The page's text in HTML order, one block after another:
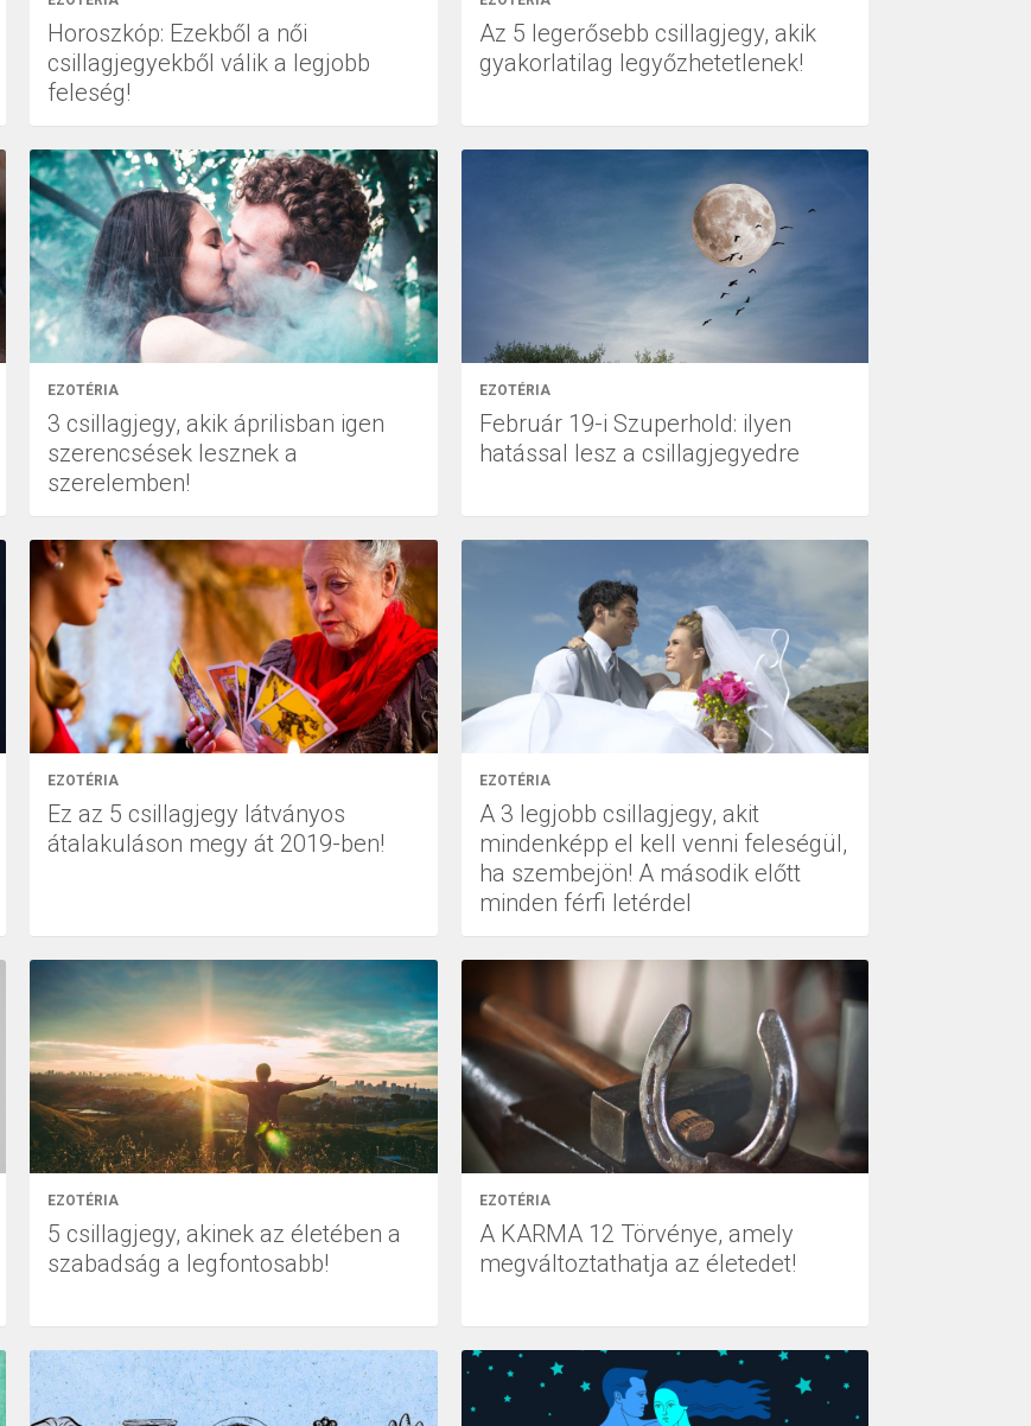
Horoszkóp: Ezekből a női
csillagjegyekből válik a legjobb
feleség!
Az 5 legerősebb csillagjegy, akik
gyakorlatilag legyőzhetetlenek!
EZOTÉRIA
3 csillagjegy, akik áprilisban igen
szerencsések lesznek a
szerelemben!
EZOTÉRIA
Február 19-i Szuperhold: ilyen
hatással lesz a csillagjegyedre
EZOTÉRIA
Ez az 5 csillagjegy látványos
átalakuláson megy át 2019-ben!
EZOTÉRIA
A 3 legjobb csillagjegy, akit
mindenképp el kell venni feleségül,
ha szembejön! A második előtt
minden férfi letérdel
EZOTÉRIA
5 csillagjegy, akinek az életében a
szabadság a legfontosabb!
EZOTÉRIA
A KARMA 12 Törvénye, amely
megváltoztathatja az életedet!